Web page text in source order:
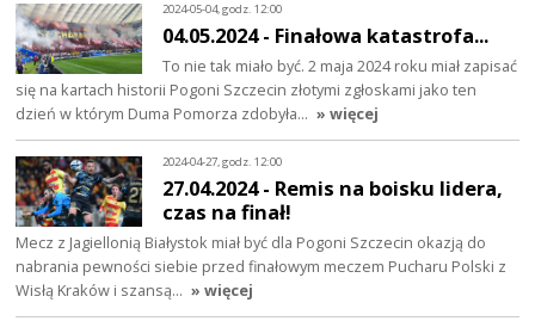
2024-05-04, godz. 12:00
04.05.2024 - Finałowa katastrofa...
To nie tak miało być. 2 maja 2024 roku miał zapisać
się na kartach historii Pogoni Szczecin złotymi zgłoskami jako ten
dzień w którym Duma Pomorza zdobyła… » więcej
2024-04-27, godz. 12:00
27.04.2024 - Remis na boisku lidera,
czas na finał!
Mecz z Jagiellonią Białystok miał być dla Pogoni Szczecin okazją do
nabrania pewności siebie przed finałowym meczem Pucharu Polski z
Wisłą Kraków i szansą… » więcej